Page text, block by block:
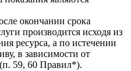
окончании срока
производится исходя из
ресурса, а по истечении
в зависимости от
59, 60 Правил*).